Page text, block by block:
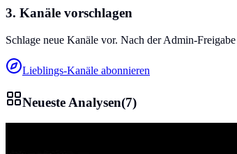
3. Kanäle vorschlagen
Schlage neue Kanäle vor. Nach der Admin-
Lieblings-Kanäle abonnieren
Neueste Analysen(7)